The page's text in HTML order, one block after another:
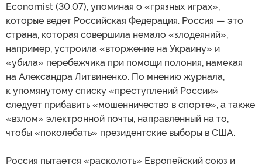
Economist (30.07), упоминая о «грязных играх»,
которые ведет Российская Федерация. Россия — это
страна, которая совершила немало «злодеяний»,
например, устроила «вторжение на Украину» и
«убила» перебежчика при помощи полония, намекая
на Александра Литвиненко. По мнению журнала,
к упомянутому списку «преступлений России»
следует прибавить «мошенничество в спорте», а также
«взлом» электронной почты, направленный на то,
чтобы «поколебать» президентские выборы в США.
Россия пытается «расколоть» Европейский союз и